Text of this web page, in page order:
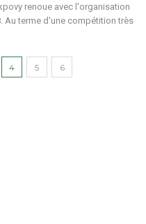
renoue avec l'organisation
Au terme d'une compétition très
4 5 6